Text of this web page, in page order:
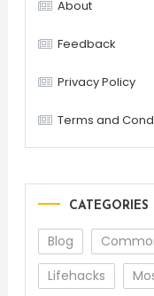
About
Feedback
Privacy Policy
Terms and
CATEGORIES
Blog
Lifehacks